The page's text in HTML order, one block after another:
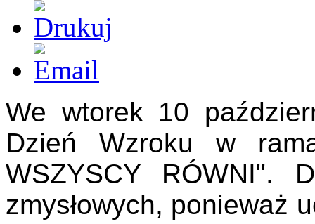
We wtorek 10
Dzień Wzroku w
WSZYSCY RÓWNI".
zmysłowych, ponieważ